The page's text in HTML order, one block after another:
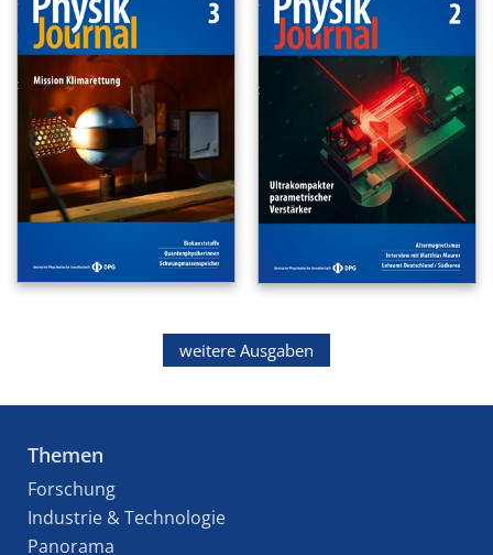
weitere Ausgaben
Themen
Forschung
Industrie & Technologie
Panorama